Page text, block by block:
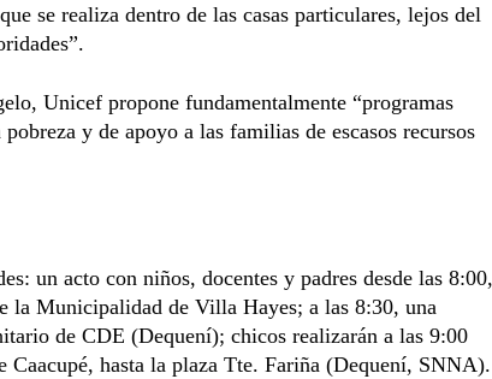
se realiza dentro de las casas particulares, lejos del
Unicef propone fundamentalmente “programas
y de apoyo a las familias de escasos recursos
un acto con niños, docentes y padres desde las 8:00,
la Municipalidad de Villa Hayes; a las 8:30, una
de CDE (Dequení); chicos realizarán a las 9:00
Caacupé, hasta la plaza Tte. Fariña (Dequení, SNNA).